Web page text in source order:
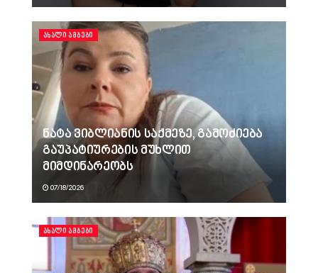
ᲐᲮᲐᲚᲘ ᲐᲛᲑᲔᲑᲘ
ნატა ვიბლიანის საქმეზე, გამოძიება
გაუპატიურების მუხლით
მიმდინარეობს
07/18/2026
ᲐᲮᲐᲚᲘ ᲐᲛᲑᲔᲑᲘ